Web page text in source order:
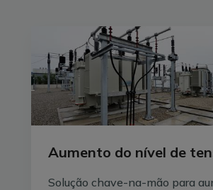
Aumento do nível de
Solução chave-na-mão para